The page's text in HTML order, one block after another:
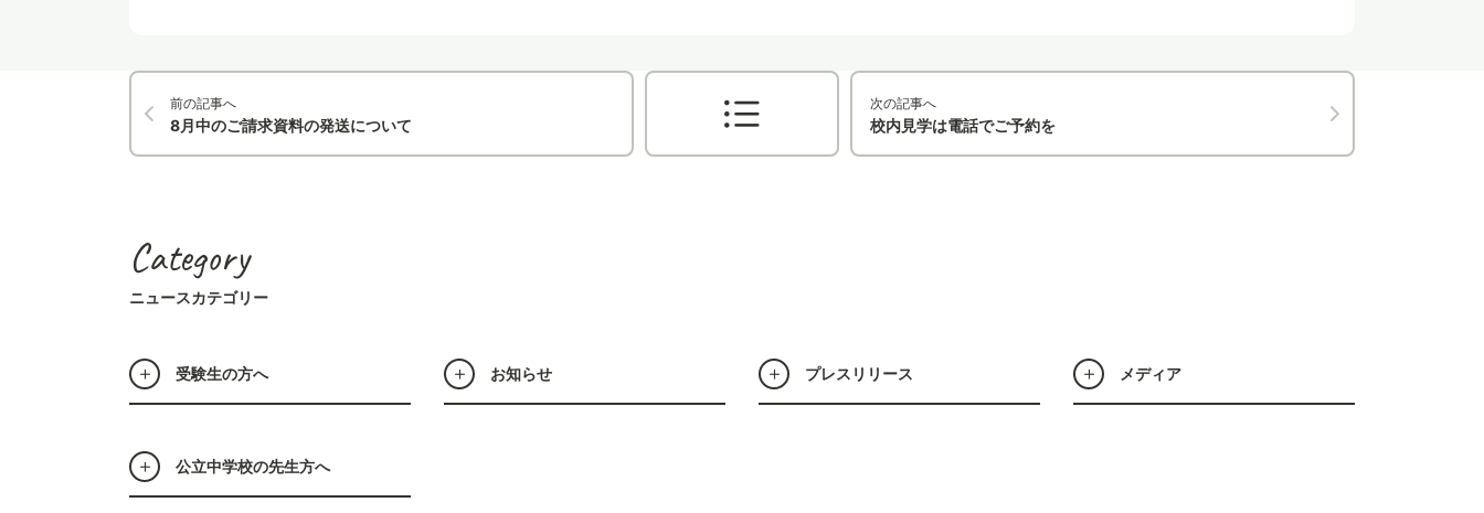
前の記事へ
8月中のご請求資料の発送について
次の記事へ
校内見学は電話でご予約を
Category
ニュースカテゴリー
受験生の方へ お知らせ プレスリリース メディア
公立中学校の先生方へ